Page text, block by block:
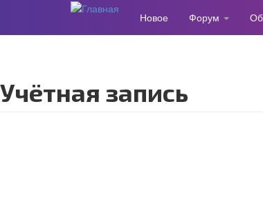
содержанию
Новое Форум
Учётная запись